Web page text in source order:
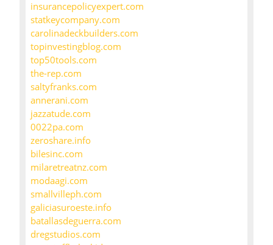
insurancepolicyexpert.com
statkeycompany.com
carolinadeckbuilders.com
topinvestingblog.com
top50tools.com
the-rep.com
saltyfranks.com
annerani.com
jazzatude.com
0022pa.com
zeroshare.info
bilesinc.com
milaretreatnz.com
modaagi.com
smallvilleph.com
galiciasuroeste.info
batallasdeguerra.com
dregstudios.com